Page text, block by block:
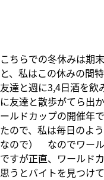
こちらでの冬休みは期
と、私はこの休みの間
友達と週に3,4日酒を飲
に友達と散歩がてら出
ールドカップの開催年
たので、私は毎日のよ
なので） なのでワー
ですが正直、ワールド
思うとバイトを見つけ